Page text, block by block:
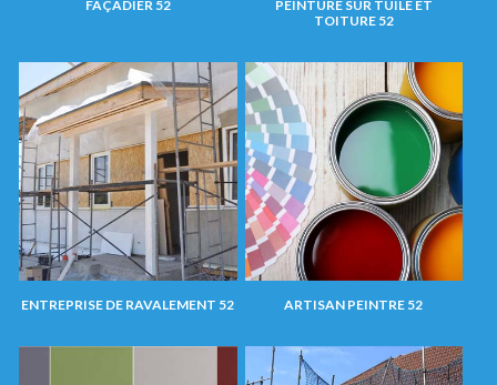
FAÇADIER 52
PEINTURE SUR TUILE ET
TOITURE 52
ENTREPRISE DE RAVALEMENT 52 ARTISAN PEINTRE 52